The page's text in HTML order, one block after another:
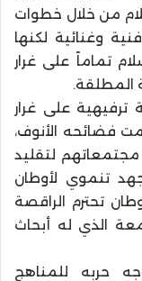
من خلال خطوات
وغنائية لكنها
تماماً على غرار
المطلقة.
ترفيهية على غرار
فضائحه الأنوف،
لتقليد
تنموي لأوطان
تحترم الراقصة
الذي له أبحاث
حربه للمناهج